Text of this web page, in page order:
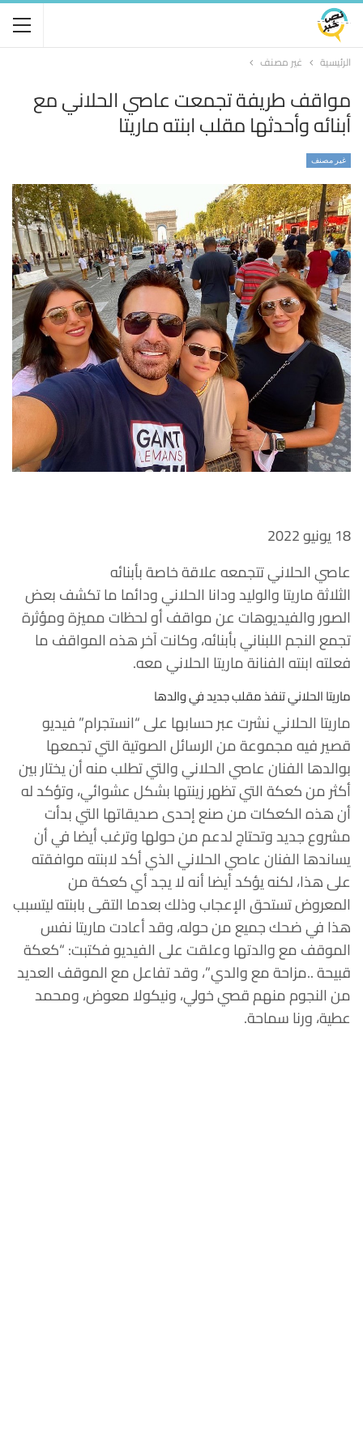
الرئيسية غير مصنف
مواقف طريفة تجمعت عاصي الحلاني مع
أبنائه وأحدثها مقلب ابنته ماريتا
غير مصنف
18 يونيو 2022
عاصي الحلاني تتجمعه علاقة خاصة بأبنائه
الثلاثةماريتاوالوليد ودانا الحلاني ودائما ما تكشف بعض
الصور والفيديوهات عن مواقف أو لحظات مميزة ومؤثرة
تجمع النجم اللبناني بأبنائه، وكانت آخر هذه المواقف ما
فعلته ابنته الفنانةماريتا الحلانيمعه.
ماريتا الحلاني تنفذ مقلب جديد في والدها
ماريتا الحلاني نشرت عبر حسابها على “انستجرام” فيديو
قصير فيه مجموعة من الرسائل الصوتية التي تجمعها
بوالدها الفنان عاصي الحلاني والتي تطلب منه أن يختار بين
أكثر من كعكة التي تظهر زينتها بشكل عشوائي، وتؤكد له
أن هذه الكعكات من صنع إحدى صديقاتها التي بدأت
مشروع جديد وتحتاج لدعم من حولها وترغب أيضا في أن
يساندها الفنان عاصي الحلاني الذي أكد لابنته موافقته
على هذا، لكنه يؤكد أيضا أنه لا يجد أي كعكة من
المعروض تستحق الإعجاب وذلك بعدما التقى بابنته ليتسبب
هذا في ضحك جميع من حوله، وقد أعادت ماريتا نفس
الموقف مع والدتها وعلقت على الفيديو فكتبت: “كعكة
قبيحة ..مزاحة مع والدي”، وقد تفاعل مع الموقف العديد
من النجوم منهم قصي خولي، ونيكولا معوض، ومحمد
عطية، ورنا سماحة.